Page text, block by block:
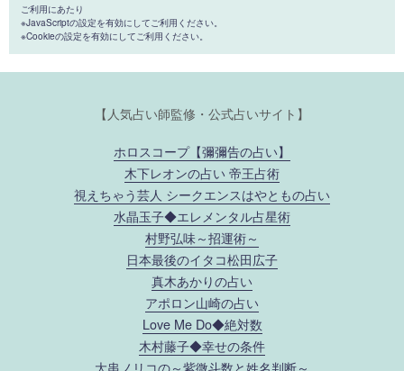
ご利用にあたり
※JavaScriptの設定を有効にしてご利用ください。
※Cookieの設定を有効にしてご利用ください。
【人気占い師監修・公式占いサイト】
ホロスコープ【彌彌告の占い】
木下レオンの占い 帝王占術
視えちゃう芸人 シークエンスはやともの占い
水晶玉子◆エレメンタル占星術
村野弘味～招運術～
日本最後のイタコ松田広子
真木あかりの占い
アポロン山崎の占い
Love Me Do◆絶対数
木村藤子◆幸せの条件
大串ノリコの～紫微斗数と姓名判断～